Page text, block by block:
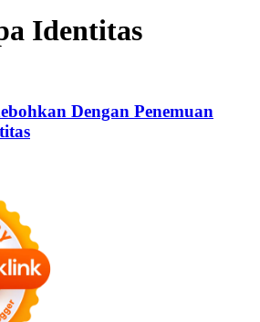
Identitas
Dengan Penemuan